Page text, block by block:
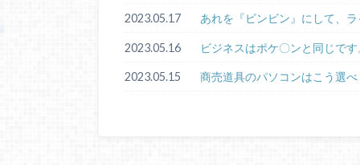
2023.05.17 あれを『ビンビン』にして、
2023.05.16 ビジネスはポケ〇ンと同じで
2023.05.15 商売道具のパソコンはこう選